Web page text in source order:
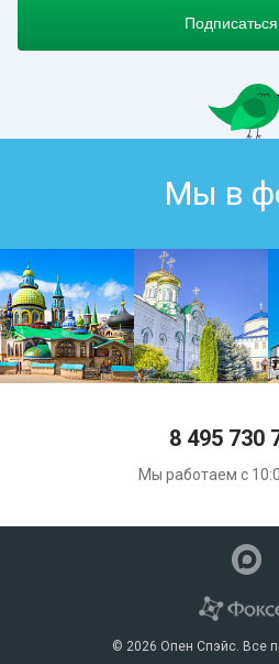
Подписаться
Мы в
8 495 730
Мы работаем с
© 2026 Опен Спэйс. Все